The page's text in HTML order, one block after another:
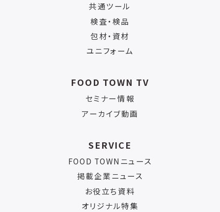
共通ツール
検査・検品
包材・資材
ユニフォーム
FOOD TOWN TV
セミナー情報
アーカイブ動画
SERVICE
FOOD TOWNニュース
掲載企業ニュース
お役立ち資料
オリジナル特集